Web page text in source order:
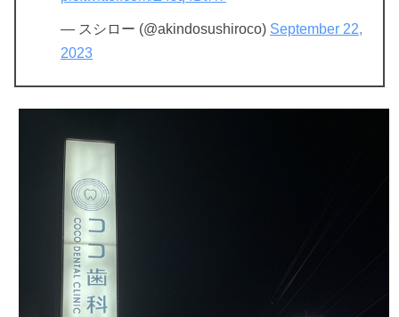
— スシロー (@akindosushiroco) September 22,
2023